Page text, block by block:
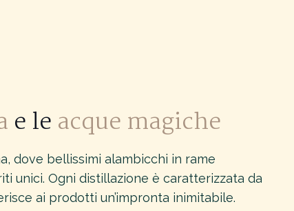
e le acque magiche
dove bellissimi alambicchi in rame
unici. Ogni distillazione è caratterizzata da
ai prodotti un’impronta inimitabile.